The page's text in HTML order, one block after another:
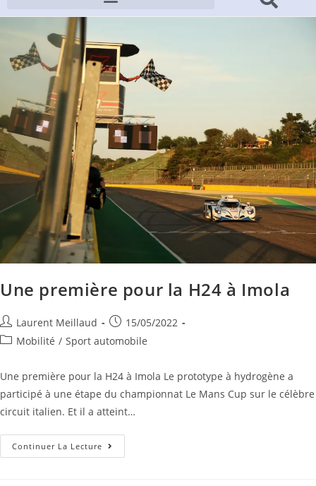
Une première pour la H24 à Imola
Laurent Meillaud
15/05/2022
Mobilité / Sport automobile
Une première pour la H24 à Imola Le prototype à hydrogène a
participé à une étape du championnat Le Mans Cup sur le célèbre
circuit italien. Et il a atteint…
Continuer La Lecture